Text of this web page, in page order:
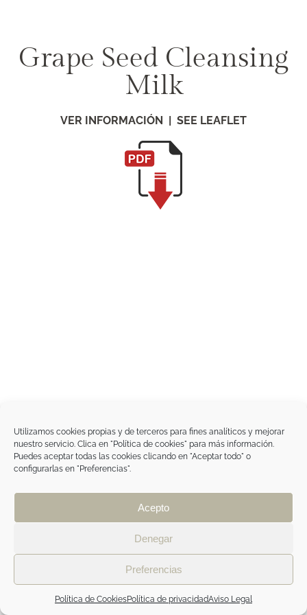
Utilizamos cookies propias y de terceros para fines analíticos y mejorar
nuestro servicio. Clica en "Política de cookies" para más información.
Puedes aceptar todas las cookies clicando en "Aceptar todo" o
configurarlas en "Preferencias".
Acepto
Denegar
Preferencias
Política de CookiesPolítica de privacidadAviso Legal
Grape Seed Cleansing
Milk
VER INFORMACIÓN | SEE LEAFLET